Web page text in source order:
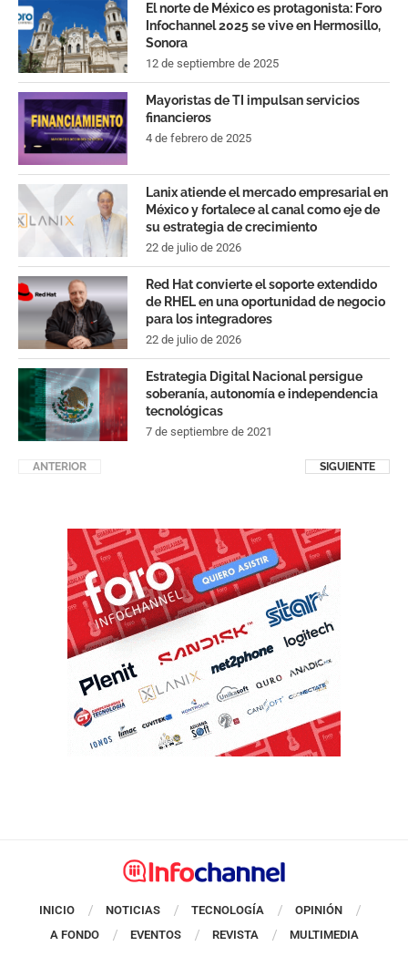
El norte de México es protagonista: Foro
Infochannel 2025 se vive en Hermosillo,
Sonora
12 de septiembre de 2025
Mayoristas de TI impulsan servicios
financieros
4 de febrero de 2025
Lanix atiende el mercado empresarial en
México y fortalece al canal como eje de
su estrategia de crecimiento
22 de julio de 2026
Red Hat convierte el soporte extendido
de RHEL en una oportunidad de negocio
para los integradores
22 de julio de 2026
Estrategia Digital Nacional persigue
soberanía, autonomía e independencia
tecnológicas
7 de septiembre de 2021
ANTERIOR SIGUIENTE
INICIO NOTICIAS TECNOLOGÍA
OPINIÓN
A FONDO
EVENTOS REVISTA MULTIMEDIA